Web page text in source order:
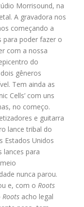
Morrisound, na
A gravadora nos
começando a
poder fazer o
com a nossa
do
gêneros
Tem ainda as
Cells’ com uns
no começo.
e guitarra
lance tribal do
Estados Unidos
lances para
nunca parou.
e, com oRoots
Roots acho legal